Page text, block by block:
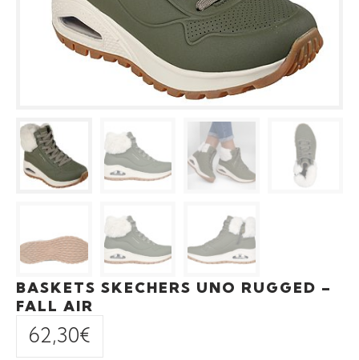
BASKETS SKECHERS UNO RUGGED –
FALL AIR
62,30€